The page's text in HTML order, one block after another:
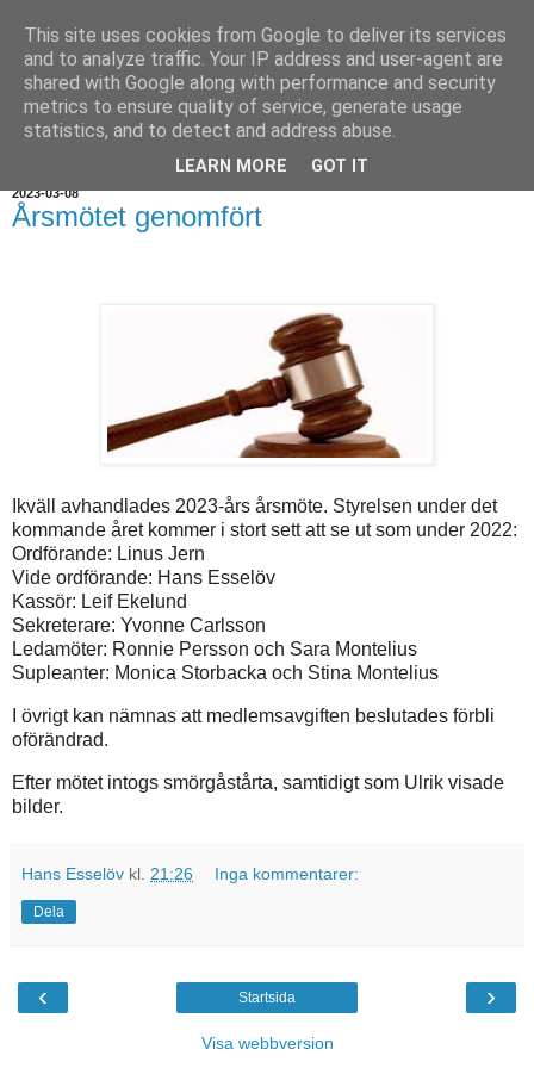
2023-03-08
Årsmötet genomfört
Ikväll avhandlades 2023-års årsmöte. Styrelsen under det
kommande året kommer i stort sett att se ut som under 2022:
Ordförande: Linus Jern
Vide ordförande: Hans Esselöv
Kassör: Leif Ekelund
Sekreterare: Yvonne Carlsson
Ledamöter: Ronnie Persson och Sara Montelius
Supleanter: Monica Storbacka och Stina Montelius
I övrigt kan nämnas att medlemsavgiften beslutades förbli
oförändrad.
Efter mötet intogs smörgåstårta, samtidigt som Ulrik visade
bilder.
Hans Esselöv kl. 21:26 Inga kommentarer:
Dela
‹ ›
Startsida
Visa webbversion
This site uses cookies from Google to deliver its services
and to analyze traffic. Your IP address and user-agent are
shared with Google along with performance and security
metrics to ensure quality of service, generate usage
statistics, and to detect and address abuse.
LEARN MORE GOT IT